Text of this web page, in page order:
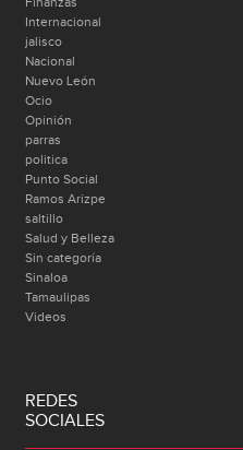
Internacional
jalisco
Nacional
Nuevo León
Ocio
Opinión
parras
politica
Punto Social
Ramos Arizpe
saltillo
Salud y Belleza
Sin categoría
Sinaloa
Tamaulipas
Videos
REDES
SOCIALES